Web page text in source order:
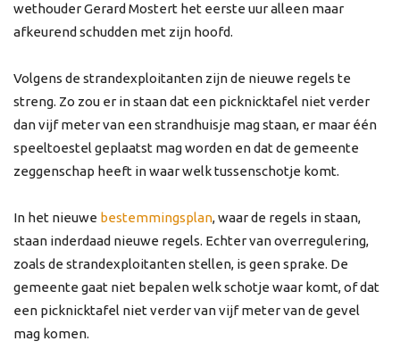
wethouder Gerard Mostert het eerste uur alleen maar
afkeurend schudden met zijn hoofd.
Volgens de strandexploitanten zijn de nieuwe regels te
streng. Zo zou er in staan dat een picknicktafel niet verder
dan vijf meter van een strandhuisje mag staan, er maar één
speeltoestel geplaatst mag worden en dat de gemeente
zeggenschap heeft in waar welk tussenschotje komt.
In het nieuwe bestemmingsplan, waar de regels in staan,
staan inderdaad nieuwe regels. Echter van overregulering,
zoals de strandexploitanten stellen, is geen sprake. De
gemeente gaat niet bepalen welk schotje waar komt, of dat
een picknicktafel niet verder van vijf meter van de gevel
mag komen.